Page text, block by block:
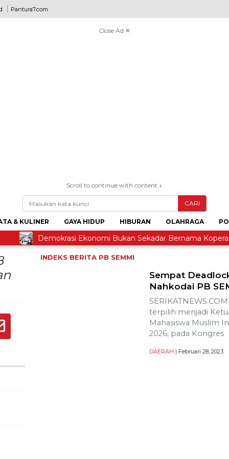
Pantura7.com
Close Ad ✕
Scroll to continue with content ↓
CARI
& KULINER GAYA HIDUP HIBURAN OLAHRAGA
Demokrasi Ekonomi Bukan Sekadar Bernama Koperasi
INDEKS BERITA PB SEMMI
Sempat
Nahkodai PB
terpilih menjadi
Mahasiswa Muslim
2026, pada Kongres
DAERAH | Februari 28, 2023